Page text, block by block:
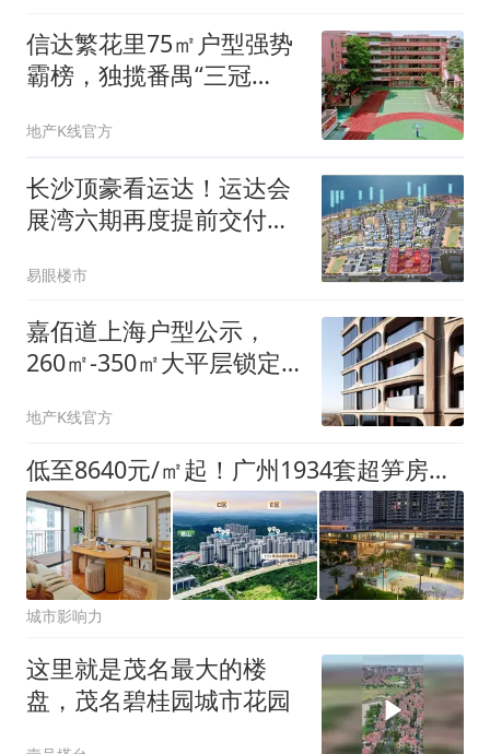
信达繁花里75㎡户型强势
霸榜，独揽番禺“三冠
地产K线官方
长沙顶豪看运达！运达会
展湾六期再度提前交付，
现！
易眼楼市
嘉佰道上海户型公示，
260㎡-350㎡大平层锁定
地产K线官方
低至8640元/㎡起！广州1934套超笋房源8月10日开抢，倒计时5天！
城市影响力
这里就是茂名最大的楼
盘，茂名碧桂园城市花园